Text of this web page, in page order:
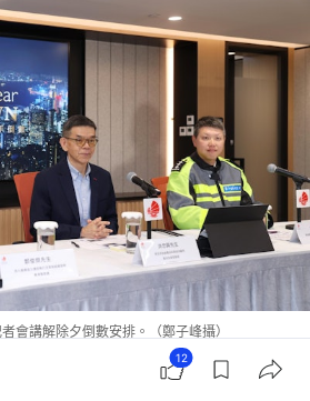
會講解除夕倒數安排。（鄭子峰攝）
12